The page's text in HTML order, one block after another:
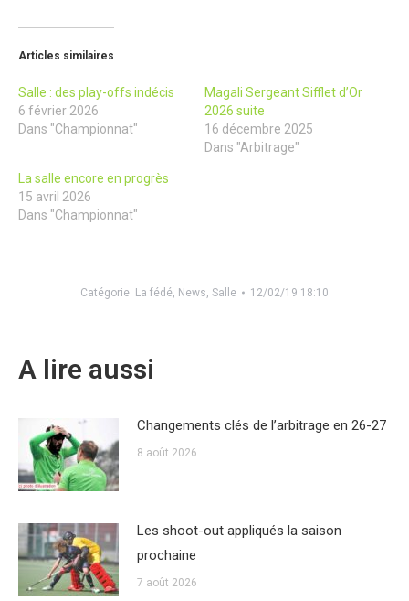
Articles similaires
Salle : des play-offs indécis
6 février 2026
Dans "Championnat"
Magali Sergeant Sifflet d’Or
2026 suite
16 décembre 2025
Dans "Arbitrage"
La salle encore en progrès
15 avril 2026
Dans "Championnat"
Catégorie La fédé, News, Salle 12/02/19 18:10
A lire aussi
Changements clés de l’arbitrage en 26-27
8 août 2026
Les shoot-out appliqués la saison
prochaine
7 août 2026